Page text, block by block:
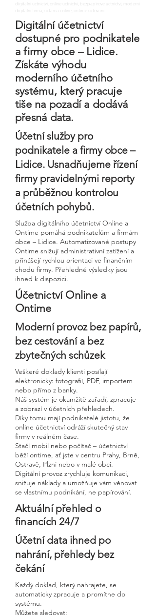
digitalni uctnictvi, online uctnictvi, bezpapirove uctnictvi, moderni
digitalni firma, uctarna online, ontime uctovani
Digitální účetnictví
dostupné pro podnikatele
a firmy obce – Lidice.
Získáte výhodu
moderního účetního
systému, který pracuje
tiše na pozadí a dodává
přesná data.
Účetní služby pro
podnikatele a firmy obce –
Lidice. Usnadňujeme řízení
firmy pravidelnými reporty
a průběžnou kontrolou
účetních pohybů.
Služba digitálního účetnictví Online a
Ontime pomáhá podnikatelům a firmám
obce – Lidice. Automatizované postupy
Ontime snižují administrativní zatížení a
přinášejí rychlou orientaci ve finančním
chodu firmy. Přehledné výsledky jsou
ihned k dispozici.
Účetnictví Online a
Ontime
Moderní provoz bez papírů,
bez cestování a bez
zbytečných schůzek
Veškeré doklady klienti posílají
elektronicky: fotografií, PDF, importem
nebo přímo z banky.
Náš systém je okamžitě zařadí, zpracuje
a zobrazí v účetních přehledech.
Díky tomu mají podnikatelé jistotu, že
online účetnictví odráží skutečný stav
firmy v reálném čase.
Stačí mobil nebo počítač – účetnictví
běží ontime, ať jste v centru Prahy, Brně,
Ostravě, Plzni nebo v malé obci.
Digitální provoz zrychluje komunikaci,
snižuje náklady a umožňuje vám věnovat
se vlastnímu podnikání, ne papírování.
Aktuální přehled o
financích 24/7
Účetní data ihned po
nahrání, přehledy bez
čekání
Každý doklad, který nahrajete, se
automaticky zpracuje a promítne do
systému.
Můžete sledovat: